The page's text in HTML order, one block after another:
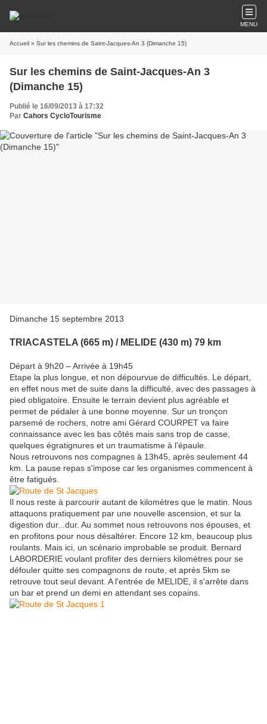
MENU
Accueil » Sur les chemins de Saint-Jacques-An 3 (Dimanche 15)
Sur les chemins de Saint-Jacques-An 3
(Dimanche 15)
Publié le 16/09/2013 à 17:32
Par Cahors CycloTourisme
Dimanche 15 septembre 2013
TRIACASTELA (665 m) / MELIDE (430 m) 79 km
Départ à 9h20 – Arrivée à 19h45
Etape la plus longue, et non dépourvue de difficultés. Le départ,
en effet nous met de suite dans la difficulté, avec des passages à
pied obligatoire. Ensuite le terrain devient plus agréable et
permet de pédaler à une bonne moyenne. Sur un tronçon
parsemé de rochers, notre ami Gérard COURPET va faire
connaissance avec les bas côtés mais sans trop de casse,
quelques égratignures et un traumatisme à l'épaule.
Nous retrouvons nos compagnes à 13h45, après seulement 44
km. La pause repas s'impose car les organismes commencent à
être fatigués.
Il nous reste à parcourir autant de kilomètres que le matin. Nous
attaquons pratiquement par une nouvelle ascension, et sur la
digestion dur...dur. Au sommet nous retrouvons nos épouses, et
en profitons pour nous désaltérer. Encore 12 km, beaucoup plus
roulants. Mais ici, un scénario improbable se produit. Bernard
LABORDERIE voulant profiter des derniers kilomètres pour se
défouler quitte ses compagnons de route, et après 5km se
retrouve tout seul devant. A l'entrée de MELIDE, il s'arrête dans
un bar et prend un demi en attendant ses copains.